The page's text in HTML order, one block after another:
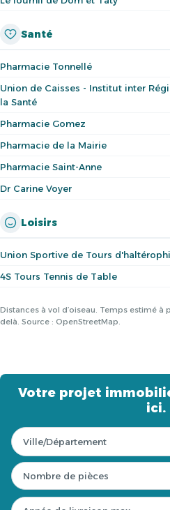
Santé
Pharmacie Tonnellé
Union de Caisses - Institut inter
la Santé
Pharmacie Gomez
Pharmacie de la Mairie
Pharmacie Saint-Anne
Dr Carine Voyer
Loisirs
Union Sportive de Tours
4S Tours Tennis de Table
Distances à vol d’oiseau. Temps estimé à
delà. Source : OpenStreetMap.
Votre projet
ici.